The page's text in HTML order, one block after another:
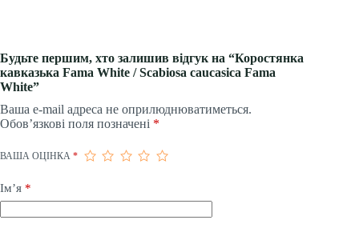
Будьте першим, хто залишив відгук на “Коростянка
кавказька Fama White / Scabiosa caucasica Fama
White”
Ваша e-mail адреса не оприлюднюватиметься.
Обов’язкові поля позначені *
ВАША ОЦІНКА *
Ім’я *